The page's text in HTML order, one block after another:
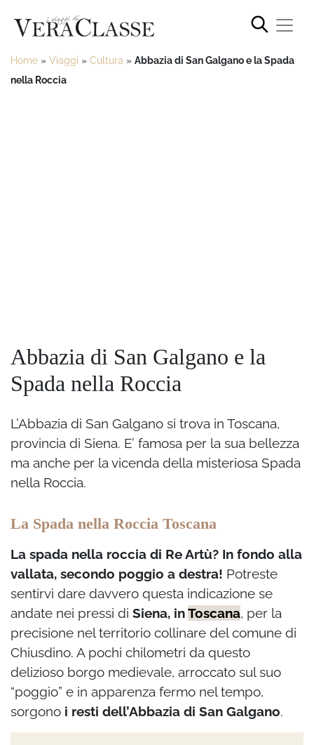
Home » Viaggi » Cultura » Abbazia di San Galgano e la Spada
nella Roccia
Abbazia di San Galgano e la
Spada nella Roccia
L’Abbazia di San Galgano si trova in Toscana,
provincia di Siena. E’ famosa per la sua bellezza
ma anche per la vicenda della misteriosa Spada
nella Roccia.
La Spada nella Roccia Toscana
La spada nella roccia di Re Artù? In fondo alla
vallata, secondo poggio a destra! Potreste
sentirvi dare davvero questa indicazione se
andate nei pressi di Siena, inToscana, per la
precisione nel territorio collinare del comune di
Chiusdino. A pochi chilometri da questo
delizioso borgo medievale, arroccato sul suo
“poggio” e in apparenza fermo nel tempo,
sorgono i resti dell’Abbazia di San Galgano.